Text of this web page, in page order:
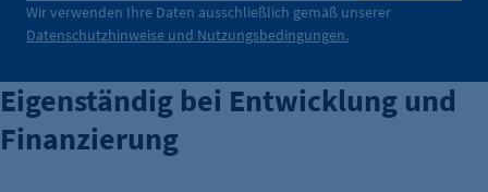
Wir verwenden Ihre Daten ausschließlich gemäß unserer
Datenschutzhinweise und Nutzungsbedingungen.
Eigenständig bei Entwicklung und
Finanzierung